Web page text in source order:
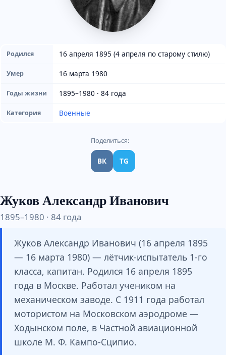
Родился 16 апреля 1895 (4 апреля по старому стилю)
Умер 16 марта 1980
Годы жизни 1895–1980 · 84 года
Категория Военные
Поделиться:
ВК TG
Жуков Александр Иванович
1895–1980 · 84 года
Жуков Александр Иванович (16 апреля 1895
— 16 марта 1980) — лётчик-испытатель 1-го
класса, капитан. Родился 16 апреля 1895
года в Москве. Работал учеником на
механическом заводе. С 1911 года работал
мотористом на Московском аэродроме —
Ходынском поле, в Частной авиационной
школе М. Ф. Кампо-Сципио.